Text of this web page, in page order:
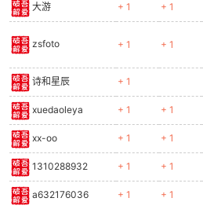
大游 + 1 + 1
zsfoto + 1 + 1
诗和星辰 + 1
xuedaoleya + 1 + 1
xx-oo + 1 + 1
1310288932 + 1 + 1
a632176036 + 1 + 1